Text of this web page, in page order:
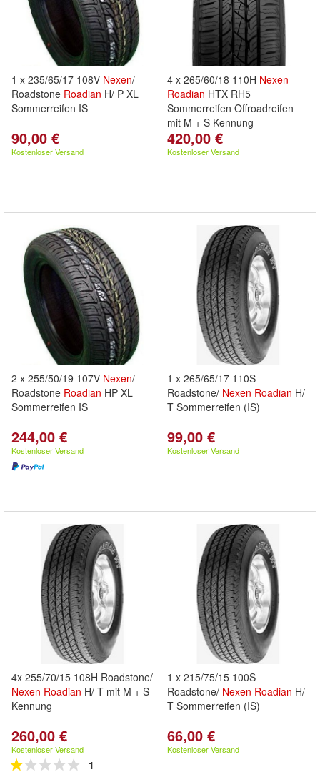
1 x 235/65/17 108V Nexen/
Roadstone Roadian H/ P XL
Sommerreifen IS
90,00 €
Kostenloser Versand
4 x 265/60/18 110H Nexen
Roadian HTX RH5
Sommerreifen Offroadreifen
mit M + S Kennung
420,00 €
Kostenloser Versand
2 x 255/50/19 107V Nexen/
Roadstone Roadian HP XL
Sommerreifen IS
244,00 €
Kostenloser Versand
1 x 265/65/17 110S
Roadstone/ Nexen Roadian H/
T Sommerreifen (IS)
99,00 €
Kostenloser Versand
4x 255/70/15 108H Roadstone/
Nexen Roadian H/ T mit M + S
Kennung
260,00 €
Kostenloser Versand
1
1 x 215/75/15 100S
Roadstone/ Nexen Roadian H/
T Sommerreifen (IS)
66,00 €
Kostenloser Versand